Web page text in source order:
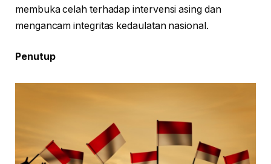
membuka celah terhadap intervensi asing dan
mengancam integritas kedaulatan nasional.
Penutup